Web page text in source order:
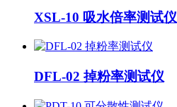
XSL-10 吸水倍率测试仪
DFL-02 掉粉率测试仪